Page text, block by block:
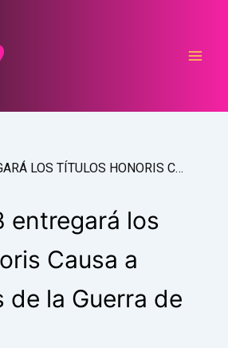
LA UNPSJB ENTREGARÁ LOS TÍTULOS HONORIS CAUSA A ENFERMERAS DE LA GUERRA DE MALVINAS
entregará los
Causa a
de la Guerra de